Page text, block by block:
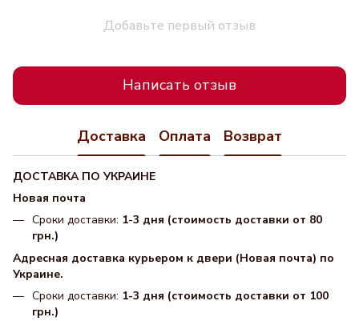
Добавьте первый отзыв
Написать отзыв
Доставка Оплата Возврат
ДОСТАВКА ПО УКРАИНЕ
Новая почта
Сроки доставки: 1-3 дня (стоимость доставки от 80
грн.)
Адресная доставка курьером к двери (Новая почта) по
Украине.
Сроки доставки: 1-3 дня (стоимость доставки от 100
грн.)